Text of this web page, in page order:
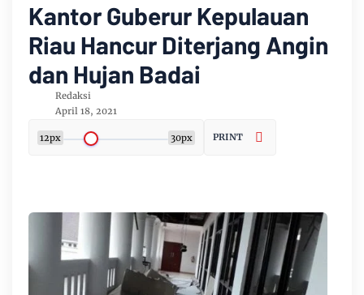
Kantor Guberur Kepulauan
Riau Hancur Diterjang Angin
dan Hujan Badai
Redaksi
April 18, 2021
12px 30px PRINT